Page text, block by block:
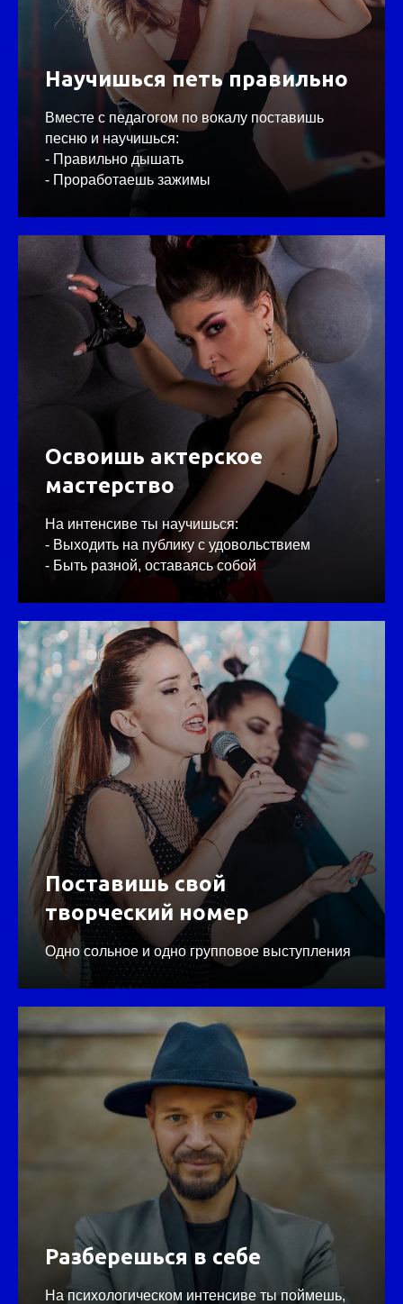
Научишься петь правильно
Вместе с педагогом по вокалу поставишь
песню и научишься:
- Правильно дышать
- Проработаешь зажимы
Освоишь актерское
мастерство
На интенсиве ты научишься:
- Выходить на публику с удовольствием
- Быть разной, оставаясь собой
Поставишь свой
творческий номер
Одно сольное и одно групповое выступления
Разберешься в себе
На психологическом интенсиве ты поймешь,